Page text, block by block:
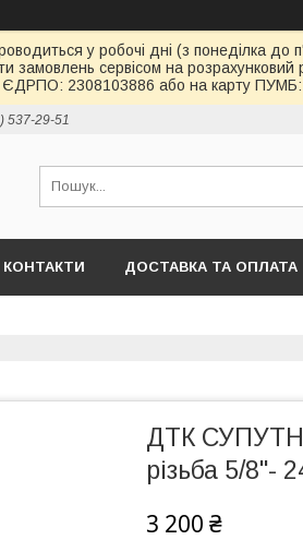
у робочі дні (з понеділка
сервісом на
2308103886 або на карту
537-29-51
КОНТАКТИ ДОСТАВКА ТА ОПЛАТА
ДТК
різьба 5/8"-
3 200 ₴